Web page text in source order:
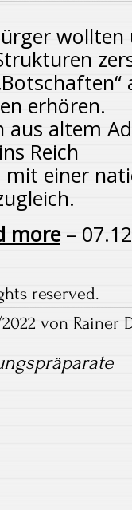
wollten
erhören.
aus altem
Reich
einer
more–
reserved.
von Rainer